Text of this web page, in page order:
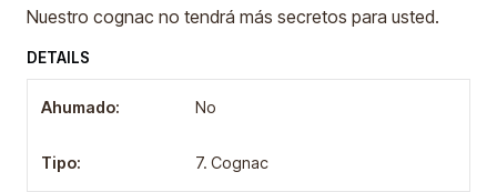
Nuestro cognac no tendrá más secretos para usted.
DETAILS
Ahumado: No
Tipo: 7. Cognac